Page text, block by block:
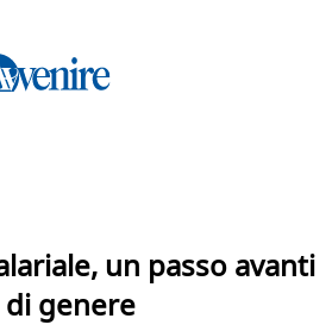
un passo avanti
genere